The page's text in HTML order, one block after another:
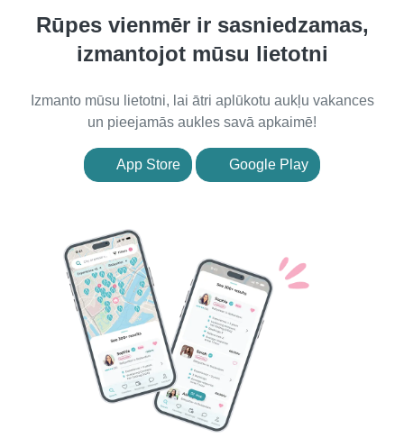
Rūpes vienmēr ir sasniedzamas,
izmantojot mūsu lietotni
Izmanto mūsu lietotni, lai ātri aplūkotu aukļu vakances
un pieejamās aukles savā apkaimē!
App Store Google Play